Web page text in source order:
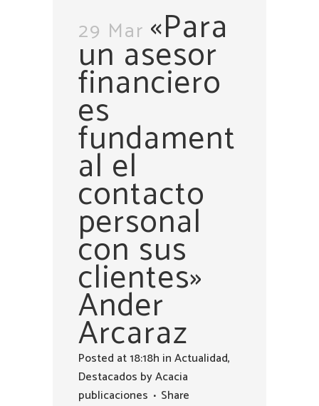
29 Mar «Para
un asesor
financiero
es
fundament
al el
contacto
personal
con sus
clientes»
Ander
Arcaraz
Posted at 18:18h inActualidad,
Destacados byAcacia
publicaciones
Share